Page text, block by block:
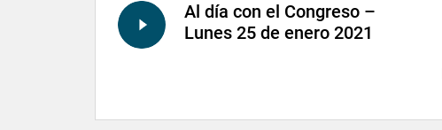
Al día con el Congreso –
Lunes 25 de enero 2021